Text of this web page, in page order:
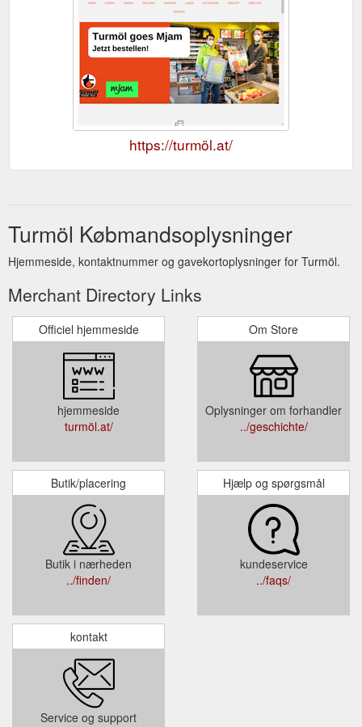
https://turmöl.at/
Turmöl Købmandsoplysninger
Hjemmeside, kontaktnummer og gavekortoplysninger for Turmöl.
Merchant Directory Links
Officiel hjemmeside
hjemmeside
turmöl.at/
Om Store
Oplysninger om forhandler
../geschichte/
Butik/placering
Butik i nærheden
../finden/
Hjælp og spørgsmål
kundeservice
../faqs/
kontakt
Service og support